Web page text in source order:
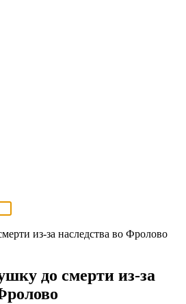
из-за наследства во Фролово
до смерти из-за